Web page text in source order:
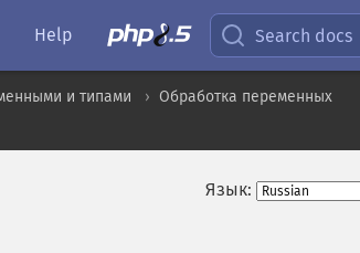
Help Search docs
и типами
Обработка переменных
Язык: